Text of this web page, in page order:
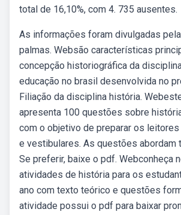
total de 16,10%, com 4. 735 ausentes.
As informações foram divulgadas
palmas. Websão características
concepção historiográfica da
educação no brasil desenvolvida no
Filiação da disciplina história.
apresenta 100 questões sobre
com o objetivo de preparar os
e vestibulares. As questões abordam
Se preferir, baixe o pdf. Webconheça
atividades de história para os
ano com texto teórico e questões
atividade possui o pdf para baixar